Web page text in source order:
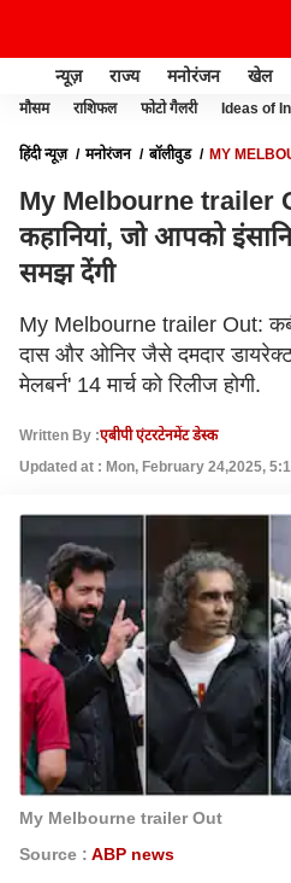
न्यूज़ राज्य मनोरंजन खेल
मौसम राशिफल फोटो गैलरी Ideas of
हिंदी न्यूज़ मनोरंजन बॉलीवुड
MY
My Melbourne trailer
कहानियां, जो आपको
समझ देंगी
My Melbourne trailer Out:
दास और ओनिर जैसे दमदार
मेलबर्न' 14 मार्च को रिलीज होगी.
Written By :एबीपी एंटरटेनमेंट डेस्क
Updated at : Mon, February 24,2025,
My Melbourne trailer Out
Source : ABP news